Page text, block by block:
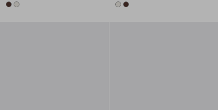
COFFEECHALK WHITE CHALK WHITE
COFFEE